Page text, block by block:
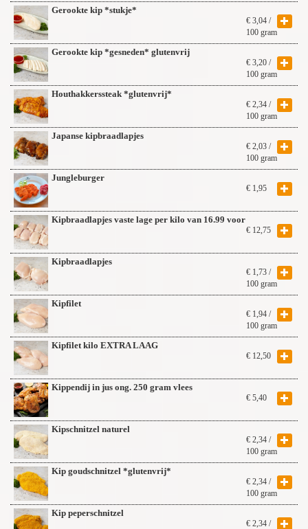
€ 3,04 /
100 gram
Gerookte kip *stukje*
€ 3,20 /
100 gram
Gerookte kip *gesneden* glutenvrij
€ 2,34 /
100 gram
Houthakkerssteak *glutenvrij*
€ 2,03 /
100 gram
Japanse kipbraadlapjes
€ 1,95
Jungleburger
€ 12,75
Kipbraadlapjes vaste lage per kilo van 16.99 voor
€ 1,73 /
100 gram
Kipbraadlapjes
€ 1,94 /
100 gram
Kipfilet
€ 12,50
Kipfilet kilo EXTRA LAAG
€ 5,40
Kippendij in jus ong. 250 gram vlees
€ 2,34 /
100 gram
Kipschnitzel naturel
€ 2,34 /
100 gram
Kip goudschnitzel *glutenvrij*
€ 2,34 /
Kip peperschnitzel